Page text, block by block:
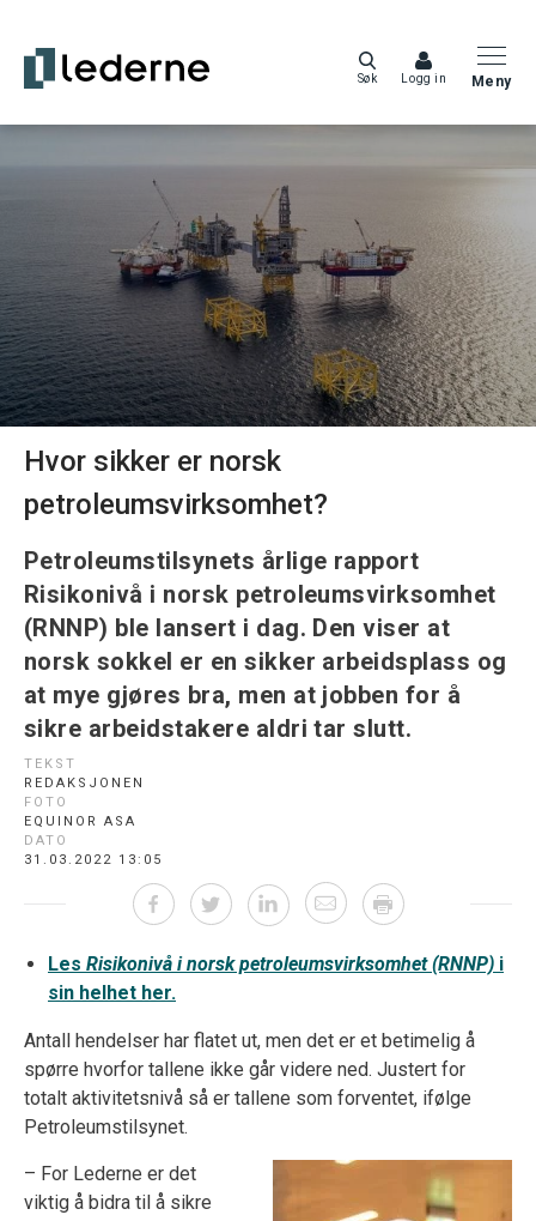
Søk Logg in Meny
Hvor sikker er norsk
petroleumsvirksomhet?
Petroleumstilsynets årlige rapport
Risikonivå i norsk petroleumsvirksomhet
(RNNP) ble lansert i dag. Den viser at
norsk sokkel er en sikker arbeidsplass og
at mye gjøres bra, men at jobben for å
sikre arbeidstakere aldri tar slutt.
TEKST
REDAKSJONEN
FOTO
EQUINOR ASA
DATO
31.03.2022 13:05
Les Risikonivå i norsk petroleumsvirksomhet (RNNP) i
sin helhet her.
Antall hendelser har flatet ut, men det er et betimelig å
spørre hvorfor tallene ikke går videre ned. Justert for
totalt aktivitetsnivå så er tallene som forventet, ifølge
Petroleumstilsynet.
– For Lederne er det
viktig å bidra til å sikre